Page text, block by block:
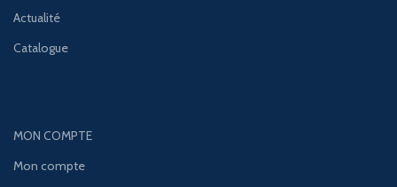
Actualité
Catalogue
MON COMPTE
Mon compte